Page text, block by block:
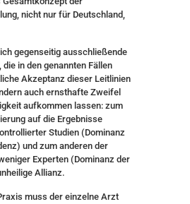
nicht nur für Deutschland,
gegenseitig ausschließende
die in den genannten Fällen
Akzeptanz dieser Leitlinien
auch ernsthafte Zweifel
aufkommen lassen: zum
auf die Ergebnisse
Studien (Dominanz
und zum anderen der
Experten (Dominanz der
Allianz.
muss der einzelne Arzt